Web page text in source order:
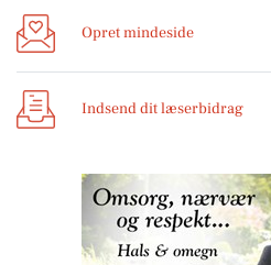
Opret mindeside
Indsend dit læserbidrag